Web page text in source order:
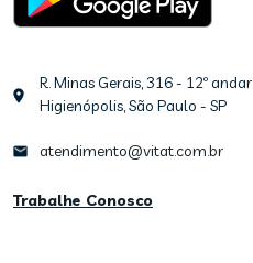
R. Minas Gerais, 316 - 12º andar
Higienópolis, São Paulo - SP
atendimento@vitat.com.br
Trabalhe Conosco